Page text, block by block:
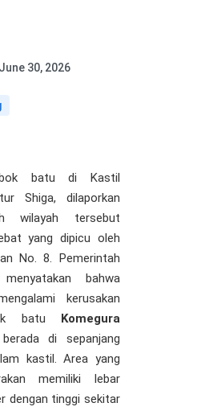
June 30, 2026
batu di Kastil
Shiga, dilaporkan
wilayah tersebut
yang dipicu oleh
No. 8. Pemerintah
bahwa
kerusakan
batu Komegura
di sepanjang
kastil. Area yang
memiliki lebar
dengan tinggi sekitar